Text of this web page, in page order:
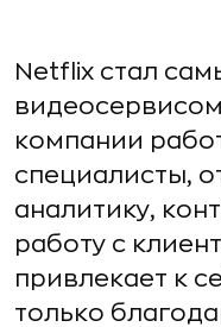
Netflix стал
компании
специалисты,
аналитику,
работу с
привлекает к
только